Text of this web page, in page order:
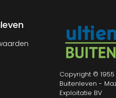
Copyright ©
Buitenleven -
Exploitatie BV